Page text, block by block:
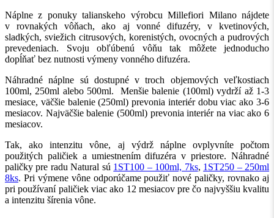
Náplne z ponuky talianskeho výrobcu Millefiori Milano nájdete
v rovnakých vôňach, ako aj vonné difuzéry, v kvetinových,
sladkých, sviežich citrusových, korenistých, ovocných a pudrových
prevedeniach. Svoju obľúbenú vôňu tak môžete jednoducho
dopĺňať bez nutnosti výmeny vonného difuzéra.
Náhradné náplne sú dostupné v troch objemových veľkostiach
100ml, 250ml alebo 500ml. Menšie balenie (100ml) vydrží až 1-3
mesiace, väčšie balenie (250ml) prevonia interiér dobu viac ako 3-6
mesiacov. Najväčšie balenie (500ml) prevonia interiér na viac ako 6
mesiacov.
Tak, ako intenzitu vône, aj výdrž náplne ovplyvníte počtom
použitých paličiek a umiestnením difuzéra v priestore. Náhradné
paličky pre radu Natural sú 1ST100 – 100ml, 7ks, 1ST250 – 250ml
8ks. Pri výmene vône odporúčame použiť nové paličky, rovnako aj
pri používaní paličiek viac ako 12 mesiacov pre čo najvyššiu kvalitu
a intenzitu šírenia vône.